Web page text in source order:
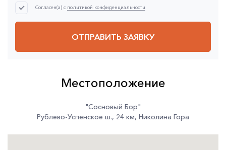
Согласен(а) с политикой конфиденциальности
ОТПРАВИТЬ ЗАЯВКУ
Местоположение
"Сосновый Бор"
Рублево-Успенское ш., 24 км, Николина Гора